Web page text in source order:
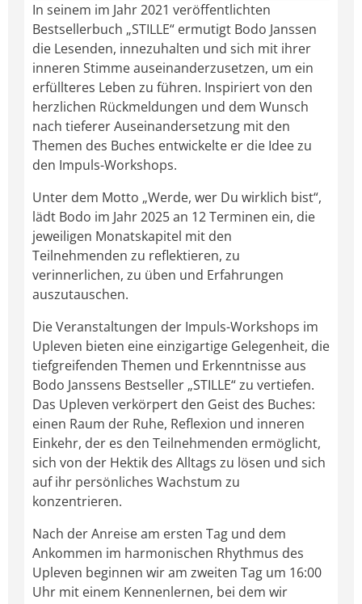
In seinem im Jahr 2021 veröffentlichten
Bestsellerbuch „STILLE“ ermutigt Bodo Janssen
die Lesenden, innezuhalten und sich mit ihrer
inneren Stimme auseinanderzusetzen, um ein
erfüllteres Leben zu führen. Inspiriert von den
herzlichen Rückmeldungen und dem Wunsch
nach tieferer Auseinandersetzung mit den
Themen des Buches entwickelte er die Idee zu
den Impuls-Workshops.
Unter dem Motto „Werde, wer Du wirklich bist“,
lädt Bodo im Jahr 2025 an 12 Terminen ein, die
jeweiligen Monatskapitel mit den
Teilnehmenden zu reflektieren, zu
verinnerlichen, zu üben und Erfahrungen
auszutauschen.
Die Veranstaltungen der Impuls-Workshops im
Upleven bieten eine einzigartige Gelegenheit, die
tiefgreifenden Themen und Erkenntnisse aus
Bodo Janssens Bestseller „STILLE“ zu vertiefen.
Das Upleven verkörpert den Geist des Buches:
einen Raum der Ruhe, Reflexion und inneren
Einkehr, der es den Teilnehmenden ermöglicht,
sich von der Hektik des Alltags zu lösen und sich
auf ihr persönliches Wachstum zu
konzentrieren.
Nach der Anreise am ersten Tag und dem
Ankommen im harmonischen Rhythmus des
Upleven beginnen wir am zweiten Tag um 16:00
Uhr mit einem Kennenlernen, bei dem wir